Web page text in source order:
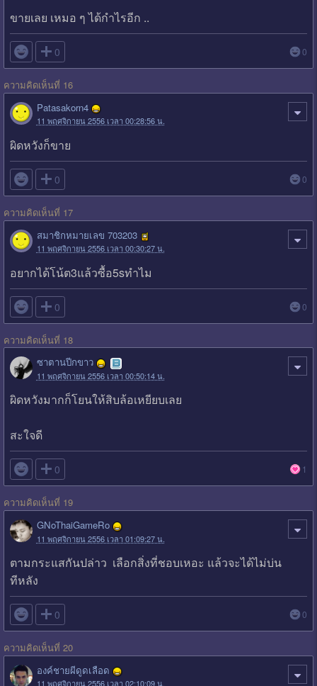
ขายเลย เหมอ ๆ ได้กำไรอีก ..
 0 0
ความคิดเห็นที่ 16
Patasakorn4
11 พฤศจิกายน 2556 เวลา 00:28:56 น.
ผิดหวังก็ขาย
 0 0
ความคิดเห็นที่ 17
สมาชิกหมายเลข 703203
11 พฤศจิกายน 2556 เวลา 00:30:27 น.
อยากได้โน้ต3แล้วซื้อ5sทำไม
 0 0
ความคิดเห็นที่ 18
ซาตานปีกขาว
11 พฤศจิกายน 2556 เวลา 00:50:14 น.
ผิดหวังมากก็โยนให้สิบล้อเหยียบเลย
สะใจดี
 0 1
ความคิดเห็นที่ 19
GNoThaiGameRo
11 พฤศจิกายน 2556 เวลา 01:09:27 น.
ตามกระแสกันปล่าว เลือกสิ่งที่ชอบเหอะ แล้วจะได้ไม่บ่น
ทีหลัง
 0 0
ความคิดเห็นที่ 20
องค์ชายผีดูดเลือด
11 พฤศจิกายน 2556 เวลา 02:10:09 น.